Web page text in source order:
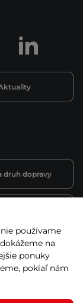
druh dopravy
a záruka
LinkedIn
používame
na
ponuky
pokiaľ nám